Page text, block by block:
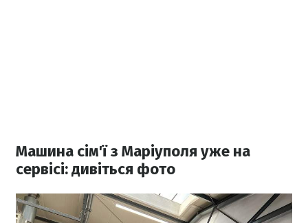
Машина сім'ї з Маріуполя уже на
сервісі: дивіться фото